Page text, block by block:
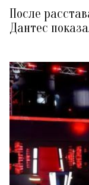
После
Дантес